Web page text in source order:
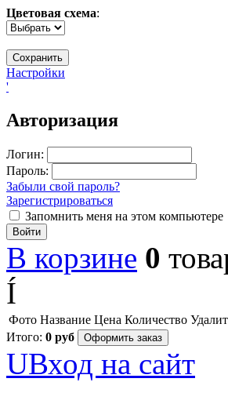
Цветовая схема:
Настройки
'
Авторизация
Логин:
Пароль:
Забыли свой пароль?
Зарегистрироваться
Запомнить меня на этом компьютере
Войти
В корзине 0
Í
Фото Название Цена Количество
Итого: 0 руб Оформить заказ
UВход на сайт